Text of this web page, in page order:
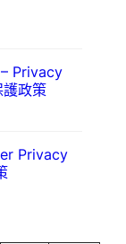
Privacy
政策
Privacy